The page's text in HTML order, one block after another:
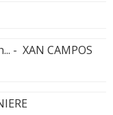
- XAN CAMPOS